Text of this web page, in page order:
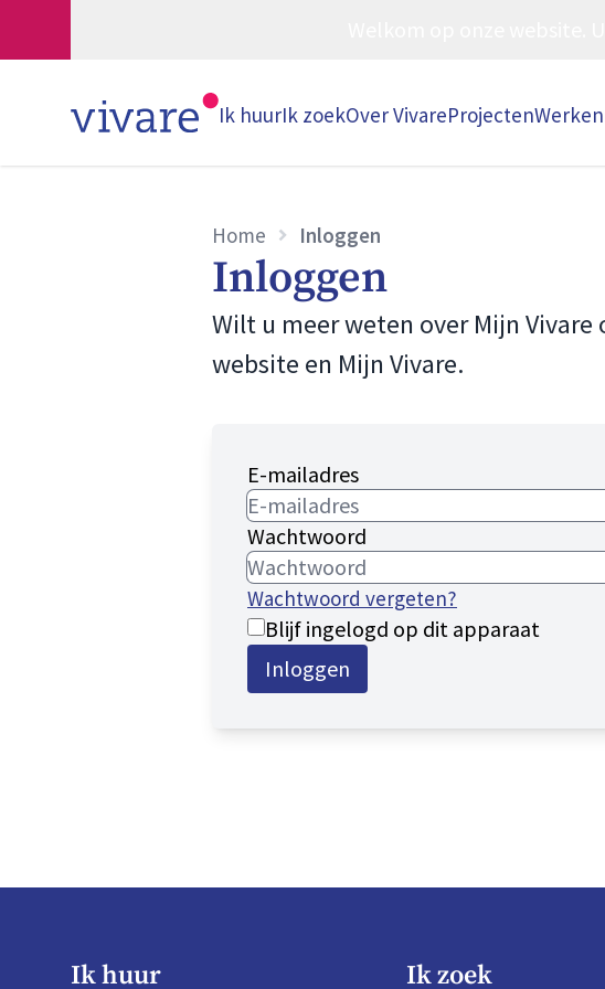
Ik huurIk zoekOver VivareProjecten
Home Inloggen
Inloggen
Wilt u meer weten over Mijn
website en Mijn Vivare.
E-mailadres
Wachtwoord
Wachtwoord vergeten?
Blijf ingelogd op dit apparaat
Inloggen
Ik huur Ik zoek